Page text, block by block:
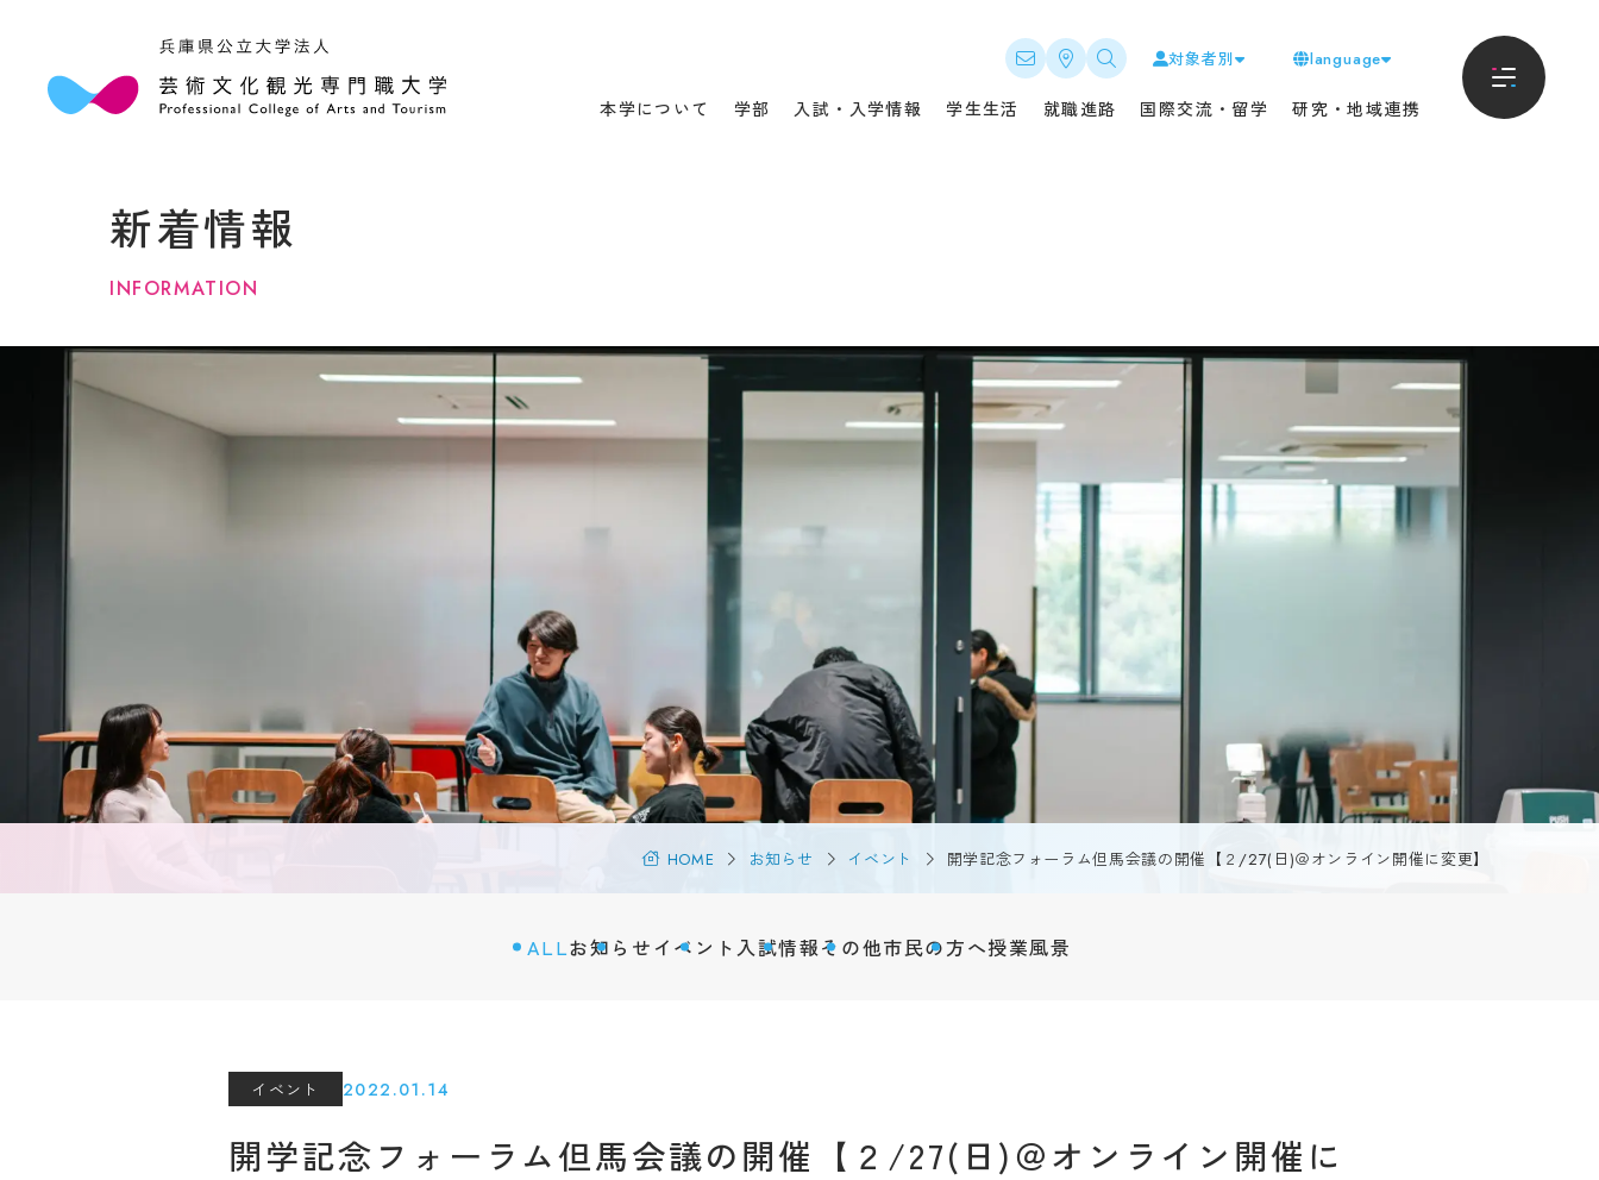
本学について
３つの教育ポリシー
キャンパス案内
法人情報
学部
カリキュラム
シラバス
実習
教員紹介
授業風景
評価・認定
教育情報の公表
入試・入学情報
実施結果・試験問題等
県内在住者の授業料等無償化
デジタルパンフレット
学年暦
学生相談
サークル活動
学生寮・住宅斡旋
周辺環境
アルバイト
ハラスメント防止
健康管理
就職進路
企業・団体採用者の皆様へ
CATから海外へ
海外からCATへ
キャンパスや地域における国
際交流
研究・地域連携
科目等履修制度
地域・企業の方へ
寄附・寄贈
新着情報
動画で見るCAT
個人情報の扱い
資料請求
採用情報
本学について 学部 入試・入学情報 学生生活 就職進路 国際交流・留学 研究・地域連携
対象者別 language
新着情報
INFORMATION
HOME お知らせ イベント 開学記念フォーラム但馬会議の開催【２/27(日)＠オンライン開催に変更】
ALLお知らせ イベント入試情報その他市民の方へ授業風景
イベント 2022.01.14
開学記念フォーラム但馬会議の開催【２/27(日)＠オンライン開催に